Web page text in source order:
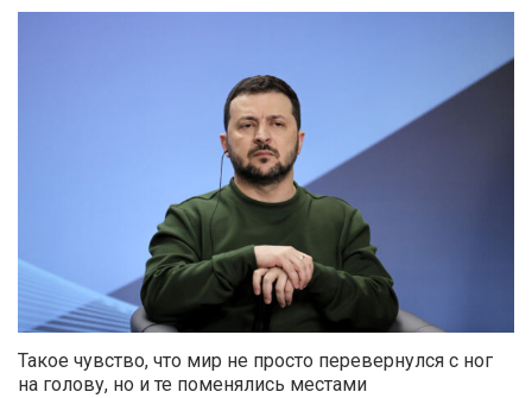
Такое чувство, что мир не просто перевернулся с ног
на голову, но и те поменялись местами